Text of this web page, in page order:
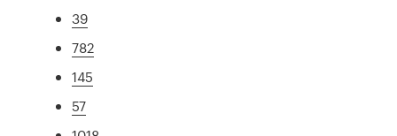
39
782
145
57